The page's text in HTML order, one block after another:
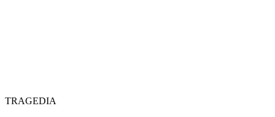
TRAGEDIA